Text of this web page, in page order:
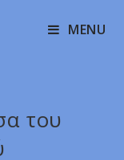
MENU
του